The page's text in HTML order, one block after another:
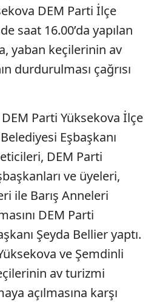
DEM Parti İlçe
saat 16.00’da yapılan
yaban keçilerinin av
durdurulması çağrısı
DEM Parti Yüksekova İlçe
Eşbaşkanı
DEM Parti
ve üyeleri,
ile Barış Anneleri
DEM Parti
Şeyda Bellier yaptı.
ve Şemdinli
av turizmi
açılmasına karşı